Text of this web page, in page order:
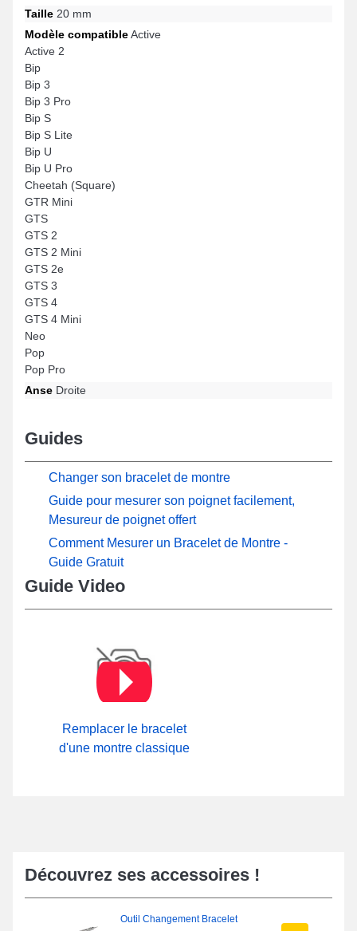
Taille 20 mm
Modèle compatibleActive
Active 2
Bip
Bip 3
Bip 3 Pro
Bip S
Bip S Lite
Bip U
Bip U Pro
Cheetah (Square)
GTR Mini
GTS
GTS 2
GTS 2 Mini
GTS 2e
GTS 3
GTS 4
GTS 4 Mini
Neo
Pop
Pop Pro
Anse Droite
Guides
Changer son bracelet de montre
Guide pour mesurer son poignet facilement,
Mesureur de poignet offert
Comment Mesurer un Bracelet de Montre -
Guide Gratuit
Guide Video
Remplacer le bracelet
d'une montre classique
Découvrez ses accessoires !
Outil Changement Bracelet